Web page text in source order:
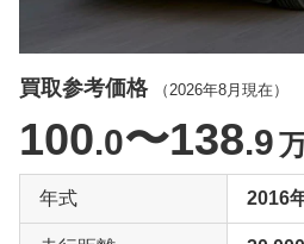
買取参考価格 （ 2026年8月 現在）
100.0〜138.9
年式 2016